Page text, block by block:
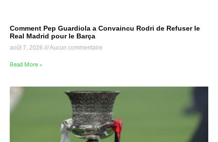
Comment Pep Guardiola a Convaincu Rodri de Refuser le
Real Madrid pour le Barça
août 7, 2026 Aucun commentaire
Read More »